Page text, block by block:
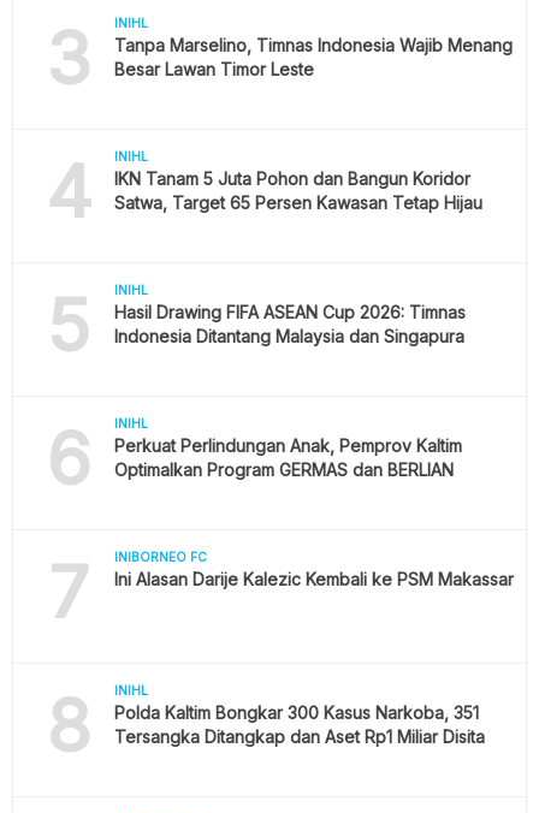
3 INIHL
Tanpa Marselino, Timnas Indonesia Wajib Menang
Besar Lawan Timor Leste
4 INIHL
IKN Tanam 5 Juta Pohon dan Bangun Koridor
Satwa, Target 65 Persen Kawasan Tetap Hijau
5 INIHL
Hasil Drawing FIFA ASEAN Cup 2026: Timnas
Indonesia Ditantang Malaysia dan Singapura
6 INIHL
Perkuat Perlindungan Anak, Pemprov Kaltim
Optimalkan Program GERMAS dan BERLIAN
7 INIBORNEO FC
Ini Alasan Darije Kalezic Kembali ke PSM Makassar
8 INIHL
Polda Kaltim Bongkar 300 Kasus Narkoba, 351
Tersangka Ditangkap dan Aset Rp1 Miliar Disita